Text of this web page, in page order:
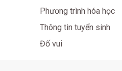
Phương trình hóa học
Thông tin tuyển sinh
Đố vui